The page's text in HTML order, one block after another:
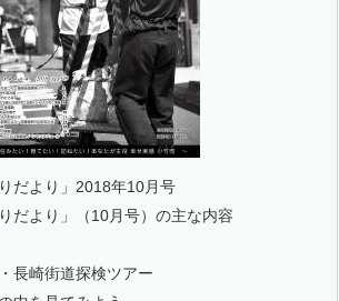
だより」2018年10月号
だより」（10月号）の主な内容
長崎街道探検ツアー